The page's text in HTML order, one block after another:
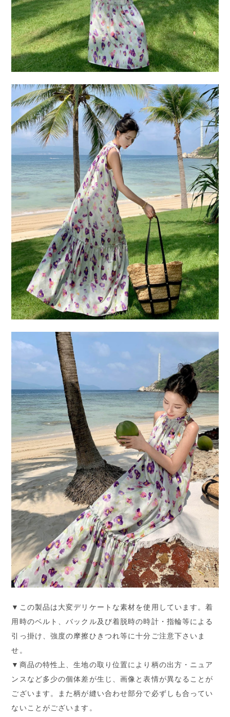
▼この製品は大変デリケートな素材を使用しています。着
用時のベルト、バックル及び着脱時の時計・指輪等による
引っ掛け、強度の摩擦ひきつれ等に十分ご注意下さいま
せ。
▼商品の特性上、生地の取り位置により柄の出方・ニュア
ンスなど多少の個体差が生じ、画像と表情が異なることが
ございます。また柄が縫い合わせ部分で必ずしも合ってい
ないことがございます。